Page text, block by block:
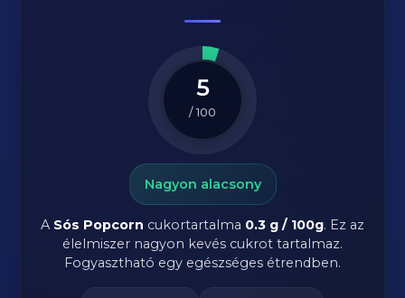
5
/ 100
Nagyon alacsony
A Sós Popcorn cukortartalma 0.3 g / 100g. Ez az
élelmiszer nagyon kevés cukrot tartalmaz.
Fogyasztható egy egészséges étrendben.